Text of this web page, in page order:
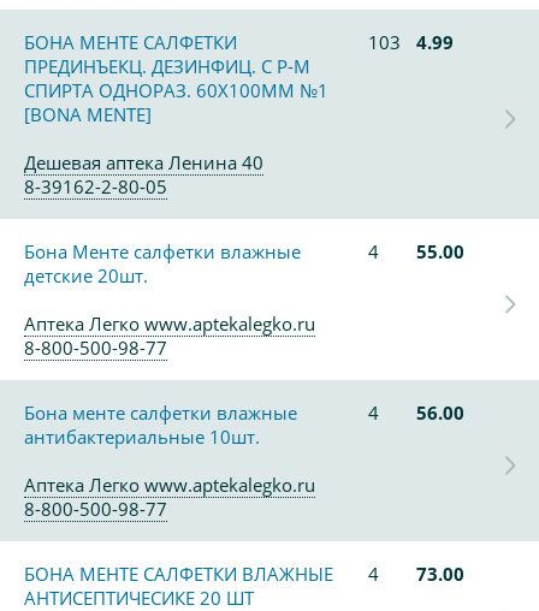
БОНА МЕНТЕ САЛФЕТКИ
ПРЕДИНЪЕКЦ. ДЕЗИНФИЦ. С Р-М
СПИРТА ОДНОРАЗ. 60Х100ММ №1
[BONA MENTE]
103 4.99
Дешевая аптека Ленина 40
8-39162-2-80-05
Бона Менте салфетки влажные
детские 20шт.
4 55.00
Аптека Легко www.aptekalegko.ru
8-800-500-98-77
Бона менте салфетки влажные
антибактериальные 10шт.
4 56.00
Аптека Легко www.aptekalegko.ru
8-800-500-98-77
БОНА МЕНТЕ САЛФЕТКИ ВЛАЖНЫЕ
АНТИСЕПТИЧЕСИКЕ 20 ШТ
4 73.00